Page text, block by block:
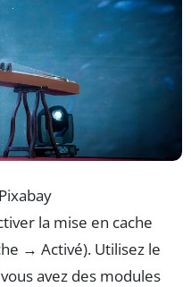
la mise en cache
→ Activé). Utilisez le
avez des modules